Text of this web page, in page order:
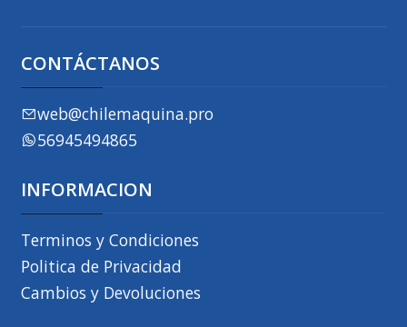
CONTÁCTANOS
web@chilemaquina.pro
56945494865
INFORMACION
Terminos y Condiciones
Politica de Privacidad
Cambios y Devoluciones